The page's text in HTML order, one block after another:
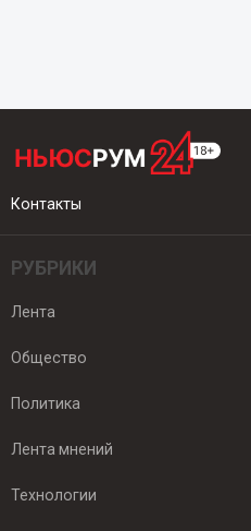
Контакты
РУБРИКИ
Лента
Общество
Политика
Лента мнений
Технологии